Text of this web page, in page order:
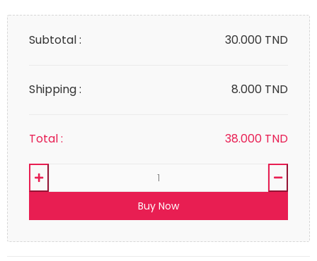
Subtotal : 30.000 TND
Shipping : 8.000 TND
Total : 38.000 TND
Buy Now